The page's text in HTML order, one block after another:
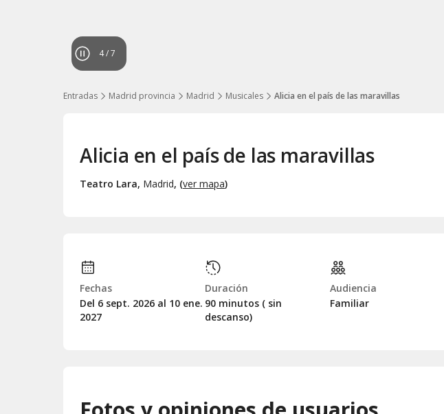
4/7
Entradas Madrid provincia Madrid Musicales Alicia en el país de las maravillas
Alicia en el país de las maravillas
Teatro Lara, Madrid, (ver mapa)
Fechas
Del 6 sept. 2026 al 10 ene.
2027
Duración
90 minutos ( sin
descanso)
Audiencia
Familiar